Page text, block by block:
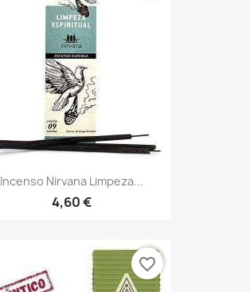
Incenso Nirvana Limpeza...
4,60 €
favorite_border